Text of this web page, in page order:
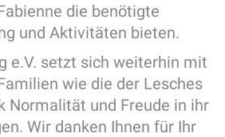
die benötigte
und Aktivitäten bieten.
e.V. setzt sich weiterhin mit
wie die der Lesches
Normalität und Freude in ihr
Wir danken Ihnen für Ihr